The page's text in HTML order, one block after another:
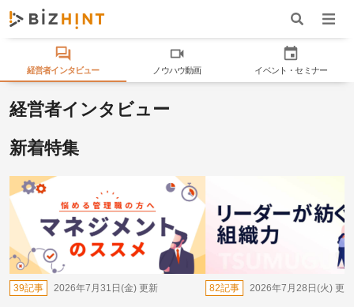
ワード検索
ナビ
経営者インタビュー ノウハウ動画 イベント・セミナー
経営者インタビュー
新着特集
39記事 2026年7月31日(金) 更新 82記事 2026年7月28日(火) 更新